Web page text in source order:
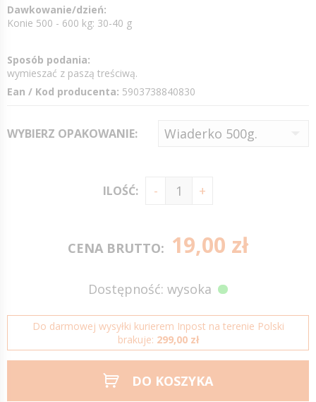
Dawkowanie/dzień:
Konie 500 - 600 kg: 30-40 g
Sposób podania:
wymieszać z paszą treściwą.
Ean / Kod producenta: 5903738840830
WYBIERZ OPAKOWANIE:
ILOŚĆ:
CENA BRUTTO: 19,00 zł
Dostępność: wysoka
Do darmowej wysyłki kurierem Inpost na terenie Polski
brakuje: 299,00 zł
DO KOSZYKA